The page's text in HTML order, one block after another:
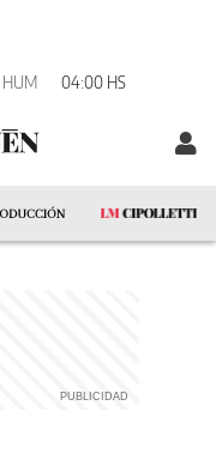
HUM 04:00 HS